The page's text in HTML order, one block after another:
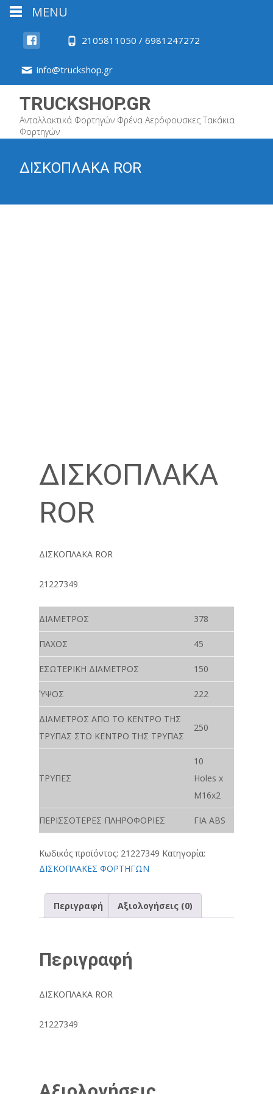
2105811050 / 6981247272
info@truckshop.gr
TRUCKSHOP.GR
Ανταλλακτικά Φορτηγών Φρένα Αερόφουσκες Τακάκια
Φορτηγών
ΔΙΣΚΟΠΛΑΚΑ ROR
ΔΙΣΚΟΠΛΑΚΑ
ROR
ΔΙΣΚΟΠΛΑΚΑ ROR
21227349
ΔΙΑΜΕΤΡΟΣ 378
ΠΑΧΟΣ 45
ΕΣΩΤΕΡΙΚΗ ΔΙΑΜΕΤΡΟΣ 150
ΎΨΟΣ 222
ΔΙΑΜΕΤΡΟΣ ΑΠΟ ΤΟ ΚΕΝΤΡΟ ΤΗΣ
ΤΡΥΠΑΣ ΣΤΟ ΚΕΝΤΡΟ ΤΗΣ ΤΡΥΠΑΣ
250
ΤΡΥΠΕΣ
10
Holes x
M16x2
ΠΕΡΙΣΣΟΤΕΡΕΣ ΠΛΗΡΟΦΟΡΙΕΣ ΓΙΑ ABS
Κωδικός προϊόντος: 21227349 Κατηγορία:
ΔΙΣΚΟΠΛΑΚΕΣ ΦΟΡΤΗΓΩΝ
Περιγραφή Αξιολογήσεις (0)
Περιγραφή
ΔΙΣΚΟΠΛΑΚΑ ROR
21227349
MENU